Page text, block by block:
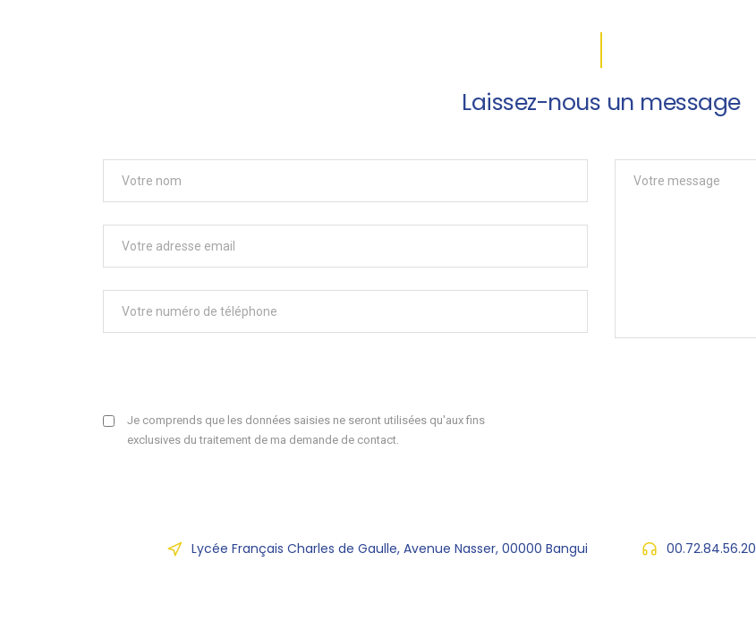
Laissez-nous un message
Je comprends que les données saisies ne seront utilisées qu'aux fins
exclusives du traitement de ma demande de contact.
Lycée Français Charles de Gaulle, Avenue Nasser, 00000 Bangui 00.72.84.56.20